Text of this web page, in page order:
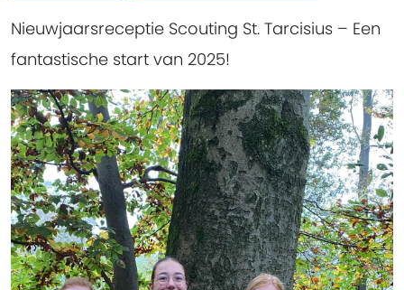
Nieuwjaarsreceptie Scouting St. Tarcisius – Een
fantastische start van 2025!